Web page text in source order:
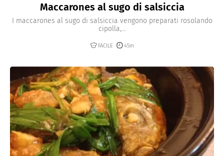
Maccarones al sugo di salsiccia
I maccarones al sugo di salsiccia vengono preparati rosolando
cipolla,...
FACILE 45m